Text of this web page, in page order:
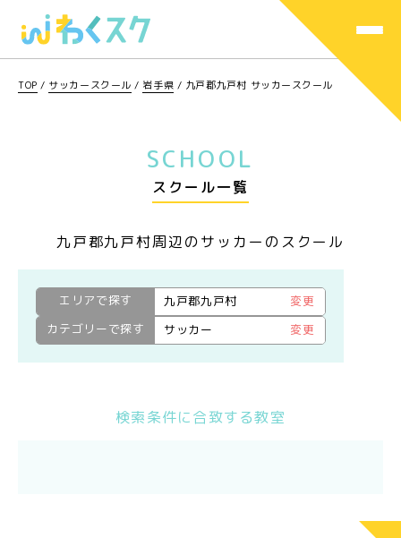
TOP / サッカースクール / 岩手県 / 九戸郡九戸村 サッカースクール
SCHOOL
スクール一覧
九戸郡九戸村周辺のサッカーのスクール
エリアで探す 九戸郡九戸村
変更
カテゴリーで探す
サッカー 変更
検索条件に合致する教室